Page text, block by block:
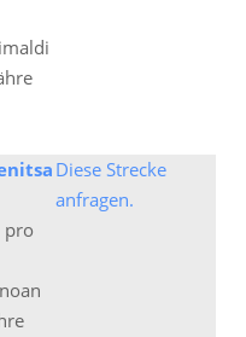
Diese Strecke
anfragen.
pro